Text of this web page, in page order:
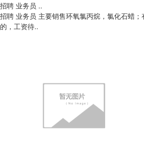
招聘 业务员 ..
招聘 业务员 主要销售环氧氯丙烷，氯化石蜡
的，工资待..